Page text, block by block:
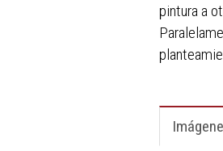
pintura a